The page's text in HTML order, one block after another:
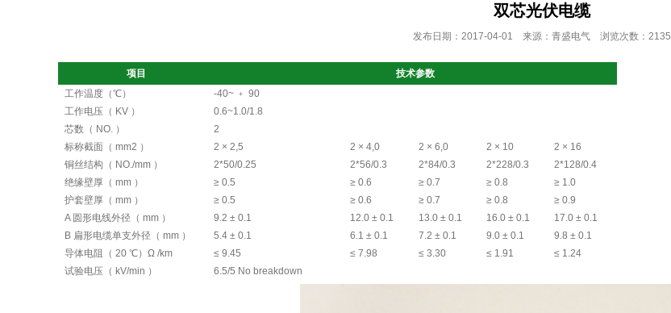
双芯光伏电缆
发布日期：2017-04-01 来源：青盛电气 浏览次数：2135
项目
技术参数
工作温度（℃）
-40~ ﹢ 90
工作电压（ KV ）
0.6~1.0/1.8
芯数（ NO. ）
2
标称截面（ mm2 ）
2 × 2,5 2 × 4,0 2 × 6,0 2 × 10
2 × 16
铜丝结构（ NO./mm ）
2*50/0.25 2*56/0.3 2*84/0.3 2*228/0.3
2*128/0.4
绝缘壁厚（ mm ）
≥ 0.5 ≥ 0.6 ≥ 0.7 ≥ 0.8
≥ 1.0
护套壁厚（ mm ）
≥ 0.5 ≥ 0.6 ≥ 0.7 ≥ 0.8
≥ 0.9
A 圆形电线外径（ mm ）
9.2 ± 0.1 12.0 ± 0.1 13.0 ± 0.1 16.0 ± 0.1
17.0 ± 0.1
B 扁形电缆单支外径（ mm ）
5.4 ± 0.1 6.1 ± 0.1 7.2 ± 0.1 9.0 ± 0.1
9.8 ± 0.1
导体电阻（ 20 ℃）Ω /km
≤ 9.45 ≤ 7.98 ≤ 3.30 ≤ 1.91
≤ 1.24
试验电压（ kV/min ）
6.5/5 No breakdown